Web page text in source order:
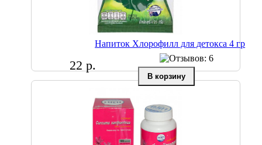
Напиток Хлорофилл для детокса 4 гр
22 р.